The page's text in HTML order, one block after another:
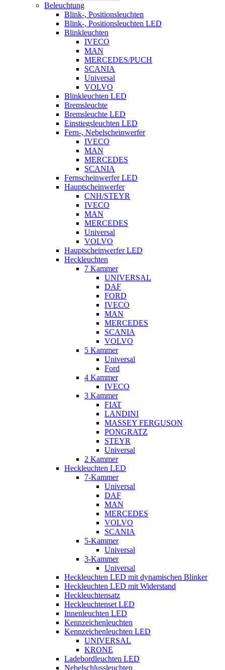
Beleuchtung
Blink-, Positionsleuchten
Blink-, Positionsleuchten LED
Blinkleuchten
IVECO
MAN
MERCEDES/PUCH
SCANIA
Universal
VOLVO
Blinkleuchten LED
Bremsleuchte
Bremsleuchte LED
Einstiegsleuchten LED
Fern-, Nebelscheinwerfer
IVECO
MAN
MERCEDES
SCANIA
Fernscheinwerfer LED
Hauptscheinwerfer
CNH/STEYR
IVECO
MAN
MERCEDES
Universal
VOLVO
Hauptscheinwerfer LED
Heckleuchten
7 Kammer
UNIVERSAL
DAF
FORD
IVECO
MAN
MERCEDES
SCANIA
VOLVO
5 Kammer
Universal
Ford
4 Kammer
IVECO
3 Kammer
FIAT
LANDINI
MASSEY FERGUSON
PONGRATZ
STEYR
Universal
2 Kammer
Heckleuchten LED
7-Kammer
Universal
DAF
MAN
MERCEDES
VOLVO
SCANIA
5-Kammer
Universal
3-Kammer
Universal
Heckleuchten LED mit dynamischen Blinker
Heckleuchten LED mit Widerstand
Heckleuchtensatz
Heckleuchtenset LED
Innenleuchten LED
Kennzeichenleuchten
Kennzeichenleuchten LED
UNIVERSAL
KRONE
Ladebordleuchten LED
Nebelschlussleuchten